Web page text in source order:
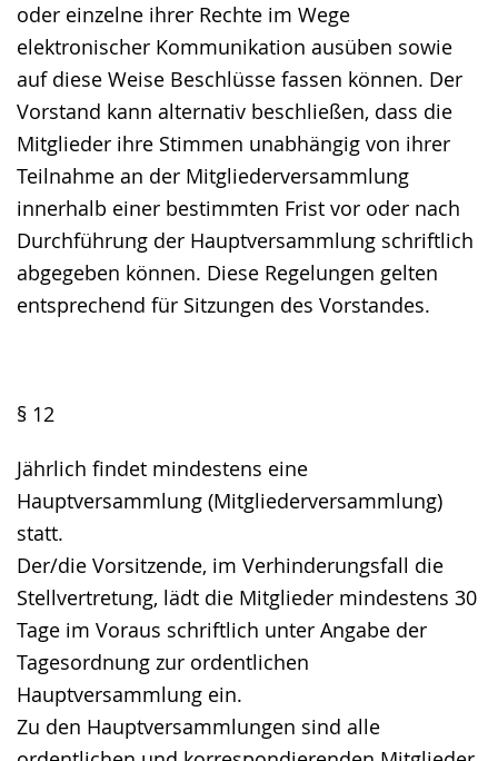
oder einzelne ihrer Rechte im Wege
elektronischer Kommunikation ausüben sowie
auf diese Weise Beschlüsse fassen können. Der
Vorstand kann alternativ beschließen, dass die
Mitglieder ihre Stimmen unabhängig von ihrer
Teilnahme an der Mitgliederversammlung
innerhalb einer bestimmten Frist vor oder nach
Durchführung der Hauptversammlung schriftlich
abgegeben können. Diese Regelungen gelten
entsprechend für Sitzungen des Vorstandes.
§ 12
Jährlich findet mindestens eine
Hauptversammlung (Mitgliederversammlung)
statt.
Der/die Vorsitzende, im Verhinderungsfall die
Stellvertretung, lädt die Mitglieder mindestens 30
Tage im Voraus schriftlich unter Angabe der
Tagesordnung zur ordentlichen
Hauptversammlung ein.
Zu den Hauptversammlungen sind alle